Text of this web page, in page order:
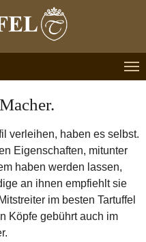
verleihen, haben es selbst.
Eigenschaften, mitunter
haben werden lassen,
an ihnen empfiehlt sie
im besten Tartuffel
Köpfe gebührt auch im